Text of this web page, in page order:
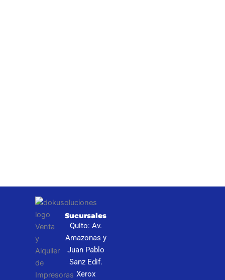
Sucursales
Quito: Av.
Amazonas y
Juan Pablo
Sanz Edif.
Xerox